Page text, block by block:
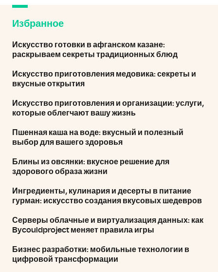
Избранное
Искусство готовки в афганском казане:
раскрываем секреты традиционных блюд
Искусство приготовления медовика: секреты и
вкусные открытия
Искусство приготовления и организации: услуги,
которые облегчают вашу жизнь
Пшенная каша на воде: вкусный и полезный
выбор для вашего здоровья
Блины из овсянки: вкусное решение для
здорового образа жизни
Ингредиенты, кулинария и десерты в питание
гурман: искусство создания вкусовых шедевров
Серверы облачные и виртуализация данных: как
Bycouldproject меняет правила игры
Бизнес разработки: мобильные технологии в
цифровой трансформации